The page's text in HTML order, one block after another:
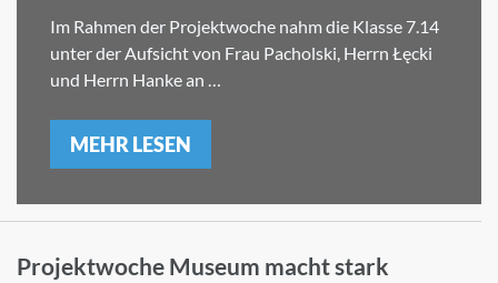
Im Rahmen der Projektwoche nahm die Klasse 7.14
unter der Aufsicht von Frau Pacholski, Herrn Łęcki
und Herrn Hanke an …
MEHR LESEN
Projektwoche Museum macht stark